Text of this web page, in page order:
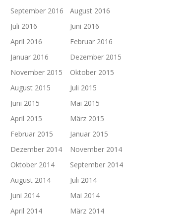
September 2016
August 2016
Juli 2016
Juni 2016
April 2016
Februar 2016
Januar 2016
Dezember 2015
November 2015
Oktober 2015
August 2015
Juli 2015
Juni 2015
Mai 2015
April 2015
März 2015
Februar 2015
Januar 2015
Dezember 2014
November 2014
Oktober 2014
September 2014
August 2014
Juli 2014
Juni 2014
Mai 2014
April 2014
März 2014